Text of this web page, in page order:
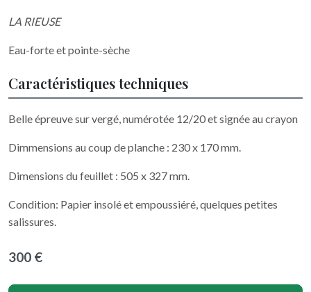
LA RIEUSE
Eau-forte et pointe-sèche
Caractéristiques techniques
Belle épreuve sur vergé, numérotée 12/20 et signée au crayon
Dimmensions au coup de planche : 230 x 170 mm.
Dimensions du feuillet : 505 x 327 mm.
Condition: Papier insolé et empoussiéré, quelques petites
salissures.
300 €